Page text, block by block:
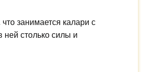
занимается калари с
ней столько силы и